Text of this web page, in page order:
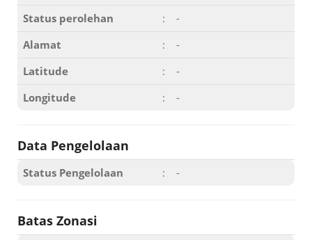
Status perolehan
:
-
Alamat
:
-
Latitude
:
-
Longitude
: -
Data Pengelolaan
Status Pengelolaan : -
Batas Zonasi